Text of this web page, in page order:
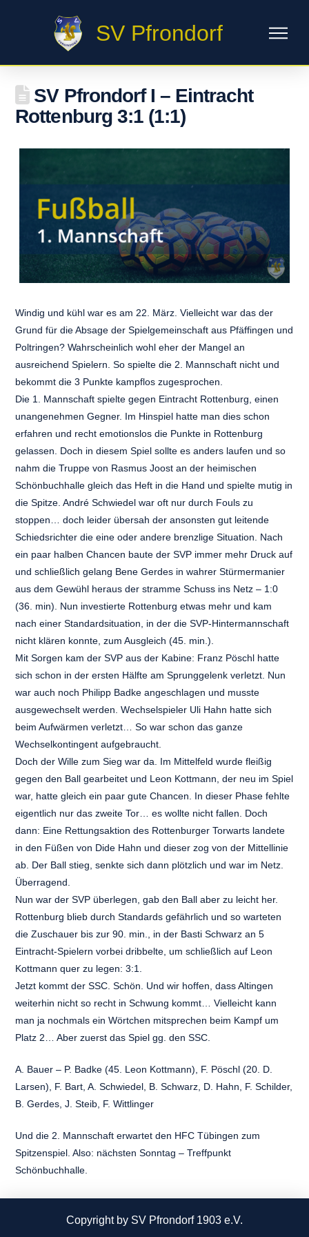
SV Pfrondorf
SV Pfrondorf I – Eintracht
Rottenburg 3:1 (1:1)
Windig und kühl war es am 22. März. Vielleicht war das der
Grund für die Absage der Spielgemeinschaft aus Pfäffingen und
Poltringen? Wahrscheinlich wohl eher der Mangel an
ausreichend Spielern. So spielte die 2. Mannschaft nicht und
bekommt die 3 Punkte kampflos zugesprochen.
Die 1. Mannschaft spielte gegen Eintracht Rottenburg, einen
unangenehmen Gegner. Im Hinspiel hatte man dies schon
erfahren und recht emotionslos die Punkte in Rottenburg
gelassen. Doch in diesem Spiel sollte es anders laufen und so
nahm die Truppe von Rasmus Joost an der heimischen
Schönbuchhalle gleich das Heft in die Hand und spielte mutig in
die Spitze. André Schwiedel war oft nur durch Fouls zu
stoppen… doch leider übersah der ansonsten gut leitende
Schiedsrichter die eine oder andere brenzlige Situation. Nach
ein paar halben Chancen baute der SVP immer mehr Druck auf
und schließlich gelang Bene Gerdes in wahrer Stürmermanier
aus dem Gewühl heraus der stramme Schuss ins Netz – 1:0
(36. min). Nun investierte Rottenburg etwas mehr und kam
nach einer Standardsituation, in der die SVP-Hintermannschaft
nicht klären konnte, zum Ausgleich (45. min.).
Mit Sorgen kam der SVP aus der Kabine: Franz Pöschl hatte
sich schon in der ersten Hälfte am Sprunggelenk verletzt. Nun
war auch noch Philipp Badke angeschlagen und musste
ausgewechselt werden. Wechselspieler Uli Hahn hatte sich
beim Aufwärmen verletzt… So war schon das ganze
Wechselkontingent aufgebraucht.
Doch der Wille zum Sieg war da. Im Mittelfeld wurde fleißig
gegen den Ball gearbeitet und Leon Kottmann, der neu im Spiel
war, hatte gleich ein paar gute Chancen. In dieser Phase fehlte
eigentlich nur das zweite Tor… es wollte nicht fallen. Doch
dann: Eine Rettungsaktion des Rottenburger Torwarts landete
in den Füßen von Dide Hahn und dieser zog von der Mittellinie
ab. Der Ball stieg, senkte sich dann plötzlich und war im Netz.
Überragend.
Nun war der SVP überlegen, gab den Ball aber zu leicht her.
Rottenburg blieb durch Standards gefährlich und so warteten
die Zuschauer bis zur 90. min., in der Basti Schwarz an 5
Eintracht-Spielern vorbei dribbelte, um schließlich auf Leon
Kottmann quer zu legen: 3:1.
Jetzt kommt der SSC. Schön. Und wir hoffen, dass Altingen
weiterhin nicht so recht in Schwung kommt… Vielleicht kann
man ja nochmals ein Wörtchen mitsprechen beim Kampf um
Platz 2… Aber zuerst das Spiel gg. den SSC.
A. Bauer – P. Badke (45. Leon Kottmann), F. Pöschl (20. D.
Larsen), F. Bart, A. Schwiedel, B. Schwarz, D. Hahn, F. Schilder,
B. Gerdes, J. Steib, F. Wittlinger
Und die 2. Mannschaft erwartet den HFC Tübingen zum
Spitzenspiel. Also: nächsten Sonntag – Treffpunkt
Schönbuchhalle.
Copyright by SV Pfrondorf 1903 e.V.